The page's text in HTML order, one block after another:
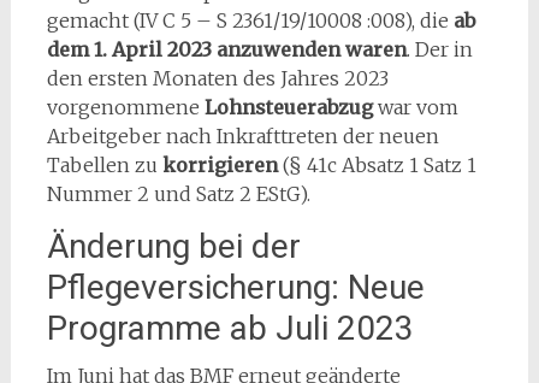
gemacht (IV C 5 – S 2361/19/10008 :008), die ab
dem 1. April 2023 anzuwenden waren. Der in
den ersten Monaten des Jahres 2023
vorgenommene Lohnsteuerabzugwar vom
Arbeitgeber nach Inkrafttreten der neuen
Tabellen zu korrigieren(§ 41c Absatz 1 Satz 1
Nummer 2 und Satz 2 EStG).
Änderung bei der
Pflegeversicherung: Neue
Programme ab Juli 2023
Im Juni hat das BMF erneut geänderte